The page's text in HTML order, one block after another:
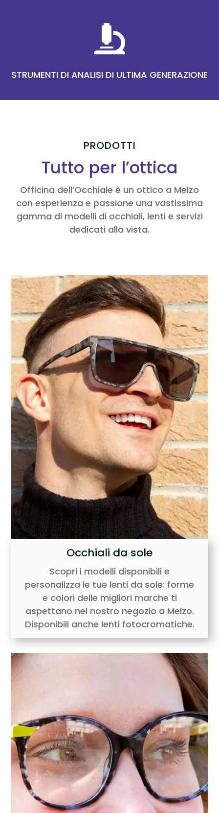

STRUMENTI DI ANALISI DI ULTIMA GENERAZIONE
PRODOTTI
Tutto per l’ottica
Officina dell’Occhiale è un ottico a Melzo
con esperienza e passione una vastissima
gamma di modelli di occhiali, lenti e servizi
dedicati alla vista.
Occhiali da sole
Scopri i modelli disponibili e
personalizza le tue lenti da sole: forme
e colori delle migliori marche ti
aspettano nel nostro negozio a Melzo.
Disponibili anche lenti fotocromatiche.